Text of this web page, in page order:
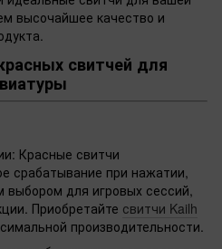
высочайшее качество и
свитчей для
Красные свитчи
срабатывание при нажатии,
выбором для игровых сессий,
Приобретайте свитчи Kailh
производительности.